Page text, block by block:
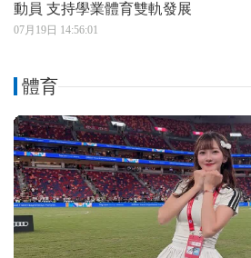
動員 支持學業體育雙軌發展
07月19日 14:56:01
體育